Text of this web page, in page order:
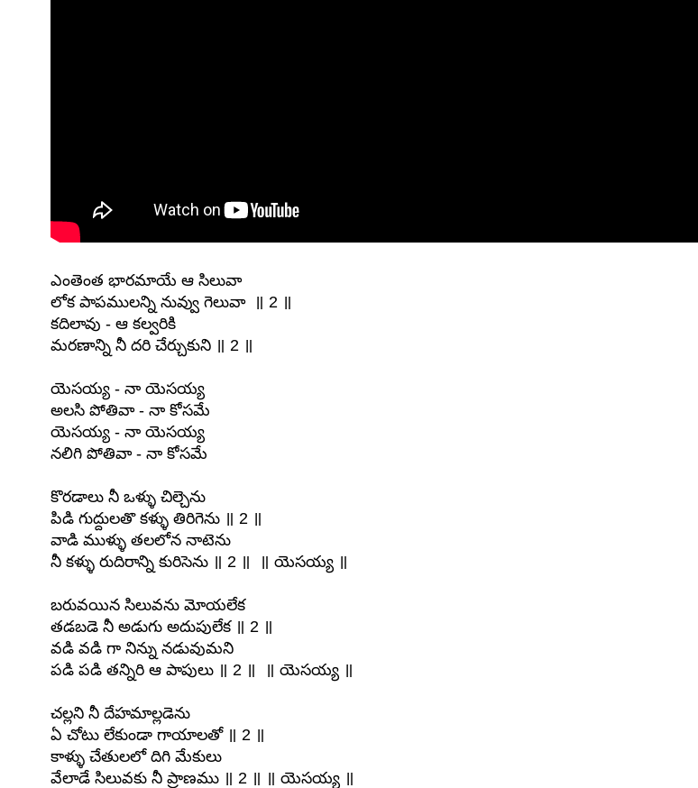
ఎంతెంత భారమాయే ఆ సిలువా
లోక పాపములన్ని నువ్వు గెలువా ॥ 2 ॥
కదిలావు - ఆ కల్వరికి
మరణాన్ని నీ దరి చేర్చుకుని ॥ 2 ॥
యెసయ్య - నా యెసయ్య
అలసి పోతివా - నా కోసమే
యెసయ్య - నా యెసయ్య
నలిగి పోతివా - నా కోసమే
కొరడాలు నీ ఒళ్ళు చిల్చెను
పిడి గుద్దులతొ కళ్ళు తిరిగెను ॥ 2 ॥
వాడి ముళ్ళు తలలోన నాటెను
నీ కళ్ళు రుదిరాన్ని కురిసెను ॥ 2 ॥ ॥ యెసయ్య ॥
బరువయిన సిలువను మోయలేక
తడబడె నీ అడుగు అదుపులేక ॥ 2 ॥
వడి వడి గా నిన్ను నడువుమని
పడి పడి తన్నిరి ఆ పాపులు ॥ 2 ॥ ॥ యెసయ్య ॥
చల్లని నీ దేహమాల్లడెను
ఏ చోటు లేకుండా గాయాలతో ॥ 2 ॥
కాళ్ళు చేతులలో దిగి మేకులు
వేలాడే సిలువకు నీ ప్రాణము ॥ 2 ॥ ॥ యెసయ్య ॥